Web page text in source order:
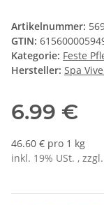
Artikelnummer:
GTIN:
Kategorie: Feste
Hersteller: Spa
6.99 €
46.60 € pro 1 kg
inkl. 19% USt. , zzgl.